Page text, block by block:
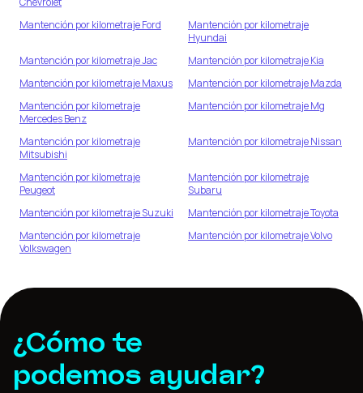
Mantención por kilometrajeFord
Mantención por kilometraje
Hyundai
Mantención por kilometrajeJac Mantención por kilometrajeKia
Mantención por kilometrajeMaxus Mantención por kilometrajeMazda
Mantención por kilometraje
Mercedes Benz
Mantención por kilometrajeMg
Mantención por kilometraje
Mitsubishi
Mantención por kilometrajeNissan
Mantención por kilometraje
Peugeot
Mantención por kilometraje
Subaru
Mantención por kilometrajeSuzuki Mantención por kilometrajeToyota
Mantención por kilometraje
Volkswagen
Mantención por kilometrajeVolvo
¿Cómo te
podemos ayudar?